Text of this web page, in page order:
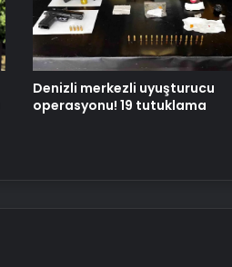
Konya’daki Gevele Kalesi turizme
kazandırılacak
Denizli merkezli uyuşturucu
operasyonu! 19 tutuklama